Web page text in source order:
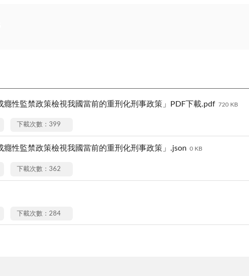
癮性監禁政策檢視我國當前的重刑化刑事政策」PDF下載.pdf 720 KB
下載次數：399
癮性監禁政策檢視我國當前的重刑化刑事政策」.json 0 KB
下載次數：362
下載次數：284